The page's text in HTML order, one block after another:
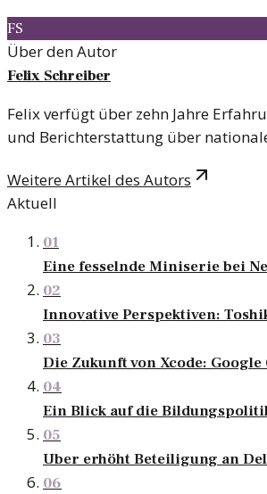
FS
Über den Autor
Felix Schreiber
Felix verfügt über zehn Jahre
und Berichterstattung über
Weitere Artikel des Autors
Aktuell
01
Eine fesselnde Miniserie bei
02
Innovative Perspektiven:
03
Die Zukunft von Xcode:
04
Ein Blick auf die
05
Uber erhöht Beteiligung an
06